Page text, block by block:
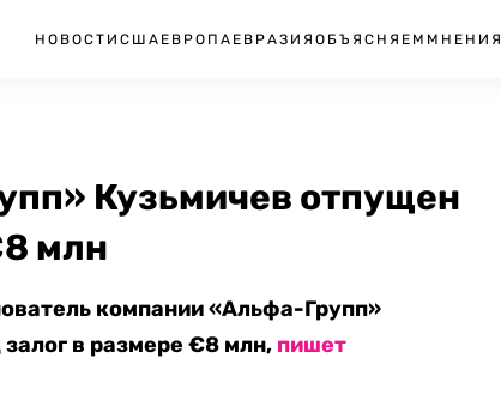
НОВОСТИ США ЕВРОПА ЕВРАЗИЯ ОБЪЯСНЯЕМ МНЕНИЯ
Кузьмичев отпущен
млн
компании «Альфа-Групп»
в размере €8 млн, пишет